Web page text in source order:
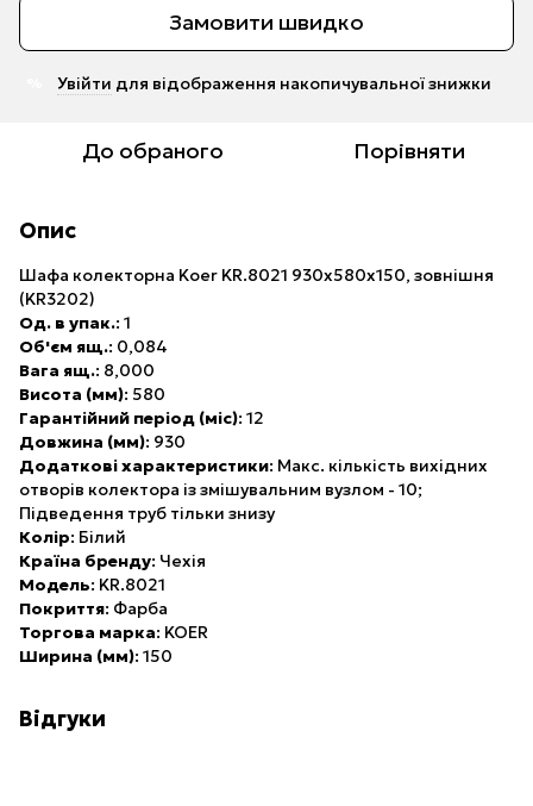
Замовити швидко
Увійти для відображення накопичувальної знижки
До обраного Порівняти
Опис
Шафа колекторна Koer KR.8021 930x580x150, зовнішня
(KR3202)
Од. в упак.: 1
Об'єм ящ.: 0,084
Вага ящ.: 8,000
Висота (мм): 580
Гарантійний період (міс): 12
Довжина (мм): 930
Додаткові характеристики: Макс. кількість вихідних
отворів колектора із змішувальним вузлом - 10;
Підведення труб тільки знизу
Колір: Білий
Країна бренду: Чехія
Модель: KR.8021
Покриття: Фарба
Торгова марка: KOER
Ширина (мм): 150
Відгуки